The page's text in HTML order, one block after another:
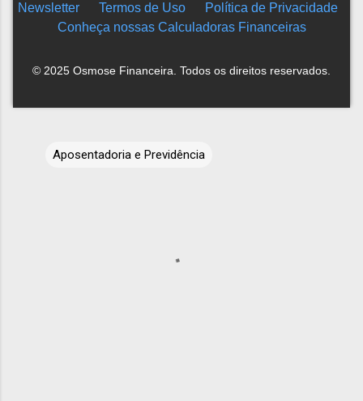
Newsletter
Termos de Uso
Política de Privacidade
Conheça nossas Calculadoras Financeiras
© 2025 Osmose Financeira. Todos os direitos reservados.
Aposentadoria e Previdência